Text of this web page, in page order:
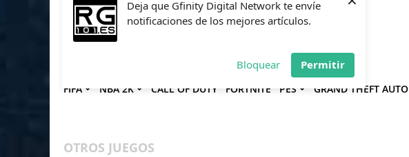
Deja que Gfinity Digital Network te envíe
Permitir
×
FIFA NBA 2K CALL OF DUTY FORTNITE PES GRAND THEFT AUTO
OTROS JUEGOS